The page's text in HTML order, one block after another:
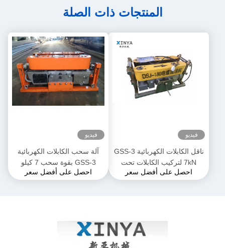
المنتجات ذات الصلة
فيديو
ناقل الكابلات الكهربائية GSS-3
7kN لتركيب الكابلات تحت
الأرض
احصل على أفضل سعر
فيديو
آلة سحب الكابلات الكهربائية
GSS-3 بقوة سحب 7 كيلو
نيوتن، معتمدة من CE وتصميم
احصل على أفضل سعر